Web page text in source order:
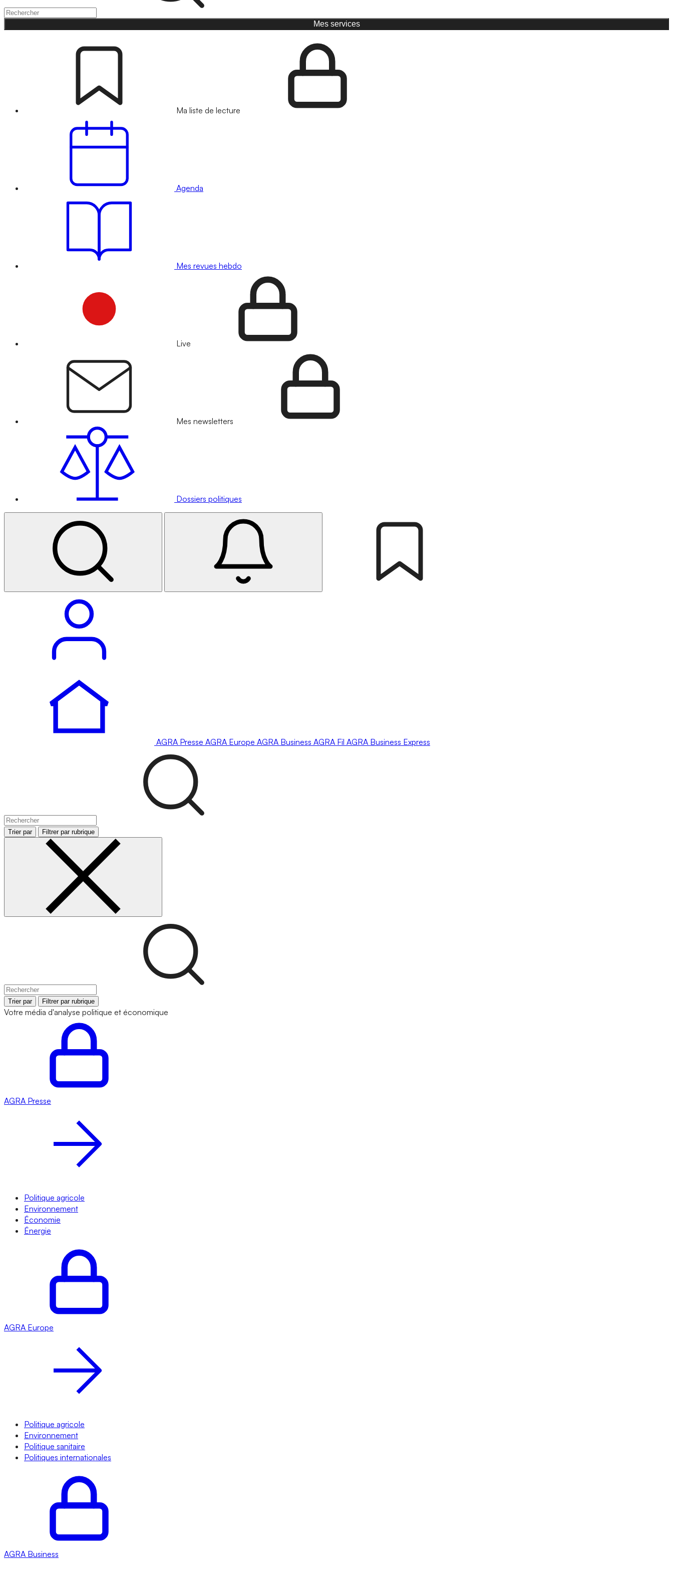
Mes services
Ma liste de lecture
Agenda
Mes revues hebdo
Live
Mes newsletters
Dossiers politiques
AGRA Presse AGRA Europe AGRA Business AGRA Fil AGRA Business Express
Trier par Filtrer par rubrique
Trier par Filtrer par rubrique
Votre média d'analyse politique et économique
AGRA Presse
Politique agricole
Environnement
Économie
Énergie
AGRA Europe
Politique agricole
Environnement
Politique sanitaire
Politiques internationales
AGRA Business